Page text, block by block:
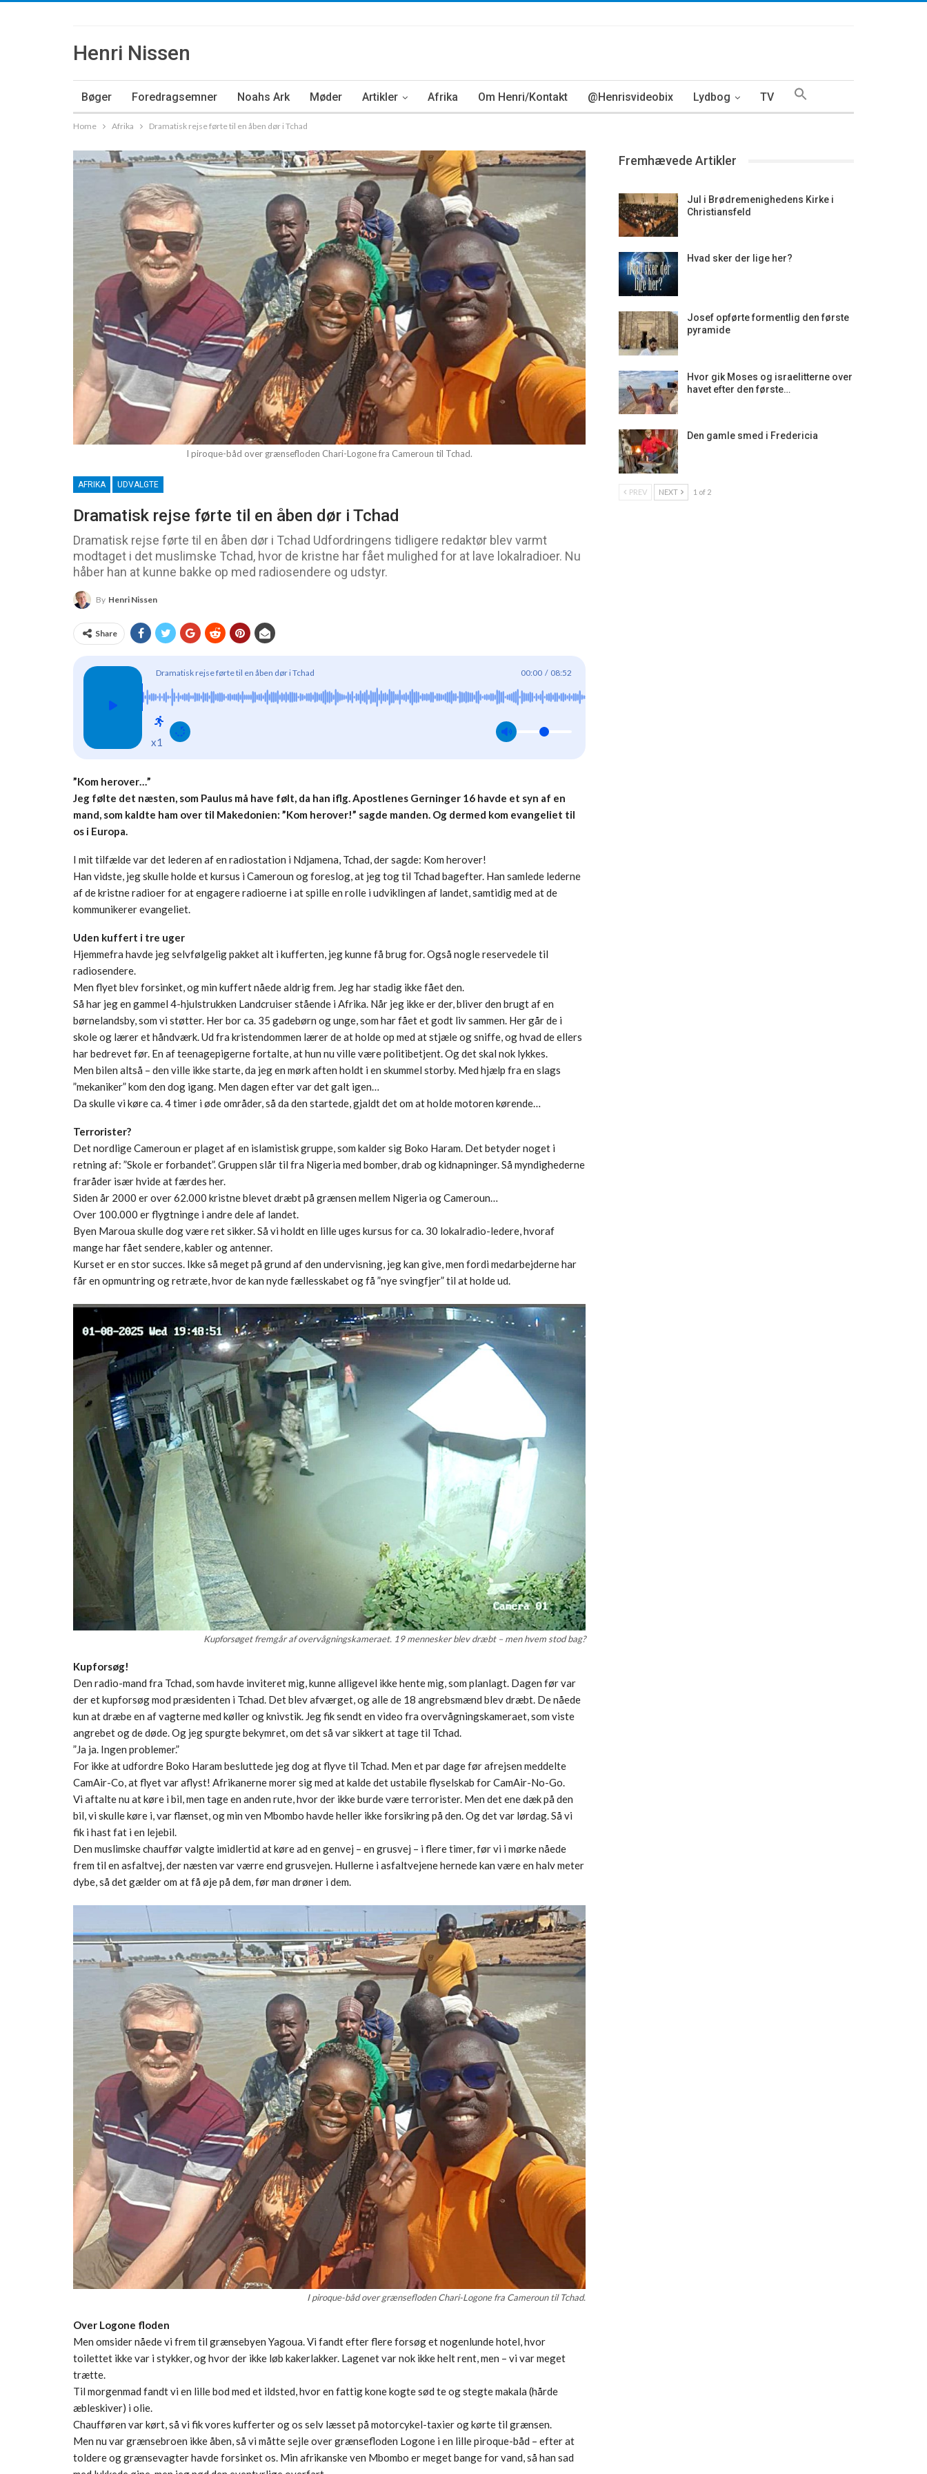
Henri Nissen
Bøger Foredragsemner Noahs Ark Møder Artikler Afrika Om Henri/Kontakt @Henrisvideobix Lydbog TV
Home Afrika Dramatisk rejse førte til en åben dør i Tchad
I piroque-båd over grænsefloden Chari-Logone fra Cameroun til Tchad.
AFRIKA UDVALGTE
Dramatisk rejse førte til en åben dør i Tchad
Dramatisk rejse førte til en åben dør i Tchad Udfordringens tidligere redaktør blev varmt
modtaget i det muslimske Tchad, hvor de kristne har fået mulighed for at lave lokalradioer. Nu
håber han at kunne bakke op med radiosendere og udstyr.
By Henri Nissen
Share
Dramatisk rejse førte til en åben dør i Tchad 00:00 / 08:52
x1
”Kom herover…”
Jeg følte det næsten, som Paulus må have følt, da han iflg. Apostlenes Gerninger 16 havde et syn af en
mand, som kaldte ham over til Makedonien: ”Kom herover!” sagde manden. Og dermed kom evangeliet til
os i Europa.
I mit tilfælde var det lederen af en radiostation i Ndjamena, Tchad, der sagde: Kom herover!
Han vidste, jeg skulle holde et kursus i Cameroun og foreslog, at jeg tog til Tchad bagefter. Han samlede lederne
af de kristne radioer for at engagere radioerne i at spille en rolle i udviklingen af landet, samtidig med at de
kommunikerer evangeliet.
Uden kuffert i tre uger
Hjemmefra havde jeg selvfølgelig pakket alt i kufferten, jeg kunne få brug for. Også nogle reservedele til
radiosendere.
Men flyet blev forsinket, og min kuffert nåede aldrig frem. Jeg har stadig ikke fået den.
Så har jeg en gammel 4-hjulstrukken Landcruiser stående i Afrika. Når jeg ikke er der, bliver den brugt af en
børnelandsby, som vi støtter. Her bor ca. 35 gadebørn og unge, som har fået et godt liv sammen. Her går de i
skole og lærer et håndværk. Ud fra kristendommen lærer de at holde op med at stjæle og sniffe, og hvad de ellers
har bedrevet før. En af teenagepigerne fortalte, at hun nu ville være politibetjent. Og det skal nok lykkes.
Men bilen altså – den ville ikke starte, da jeg en mørk aften holdt i en skummel storby. Med hjælp fra en slags
”mekaniker” kom den dog igang. Men dagen efter var det galt igen…
Da skulle vi køre ca. 4 timer i øde områder, så da den startede, gjaldt det om at holde motoren kørende…
Terrorister?
Det nordlige Cameroun er plaget af en islamistisk gruppe, som kalder sig Boko Haram. Det betyder noget i
retning af: ”Skole er forbandet”. Gruppen slår til fra Nigeria med bomber, drab og kidnapninger. Så myndighederne
fraråder især hvide at færdes her.
Siden år 2000 er over 62.000 kristne blevet dræbt på grænsen mellem Nigeria og Cameroun…
Over 100.000 er flygtninge i andre dele af landet.
Byen Maroua skulle dog være ret sikker. Så vi holdt en lille uges kursus for ca. 30 lokalradio-ledere, hvoraf
mange har fået sendere, kabler og antenner.
Kurset er en stor succes. Ikke så meget på grund af den undervisning, jeg kan give, men fordi medarbejderne har
får en opmuntring og retræte, hvor de kan nyde fællesskabet og få ”nye svingfjer” til at holde ud.
Kupforsøget fremgår af overvågningskameraet. 19 mennesker blev dræbt – men hvem stod bag?
Kupforsøg!
Den radio-mand fra Tchad, som havde inviteret mig, kunne alligevel ikke hente mig, som planlagt. Dagen før var
der et kupforsøg mod præsidenten i Tchad. Det blev afværget, og alle de 18 angrebsmænd blev dræbt. De nåede
kun at dræbe en af vagterne med køller og knivstik. Jeg fik sendt en video fra overvågningskameraet, som viste
angrebet og de døde. Og jeg spurgte bekymret, om det så var sikkert at tage til Tchad.
”Ja ja. Ingen problemer.”
For ikke at udfordre Boko Haram besluttede jeg dog at flyve til Tchad. Men et par dage før afrejsen meddelte
CamAir-Co, at flyet var aflyst! Afrikanerne morer sig med at kalde det ustabile flyselskab for CamAir-No-Go.
Vi aftalte nu at køre i bil, men tage en anden rute, hvor der ikke burde være terrorister. Men det ene dæk på den
bil, vi skulle køre i, var flænset, og min ven Mbombo havde heller ikke forsikring på den. Og det var lørdag. Så vi
fik i hast fat i en lejebil.
Den muslimske chauffør valgte imidlertid at køre ad en genvej – en grusvej – i flere timer, før vi i mørke nåede
frem til en asfaltvej, der næsten var værre end grusvejen. Hullerne i asfaltvejene hernede kan være en halv meter
dybe, så det gælder om at få øje på dem, før man drøner i dem.
I piroque-båd over grænsefloden Chari-Logone fra Cameroun til Tchad.
Over Logone floden
Men omsider nåede vi frem til grænsebyen Yagoua. Vi fandt efter flere forsøg et nogenlunde hotel, hvor
toilettet ikke var i stykker, og hvor der ikke løb kakerlakker. Lagenet var nok ikke helt rent, men – vi var meget
trætte.
Til morgenmad fandt vi en lille bod med et ildsted, hvor en fattig kone kogte sød te og stegte makala (hårde
æbleskiver) i olie.
Chaufføren var kørt, så vi fik vores kufferter og os selv læsset på motorcykel-taxier og kørte til grænsen.
Men nu var grænsebroen ikke åben, så vi måtte sejle over grænsefloden Logone i en lille piroque-båd – efter at
toldere og grænsevagter havde forsinket os. Min afrikanske ven Mbombo er meget bange for vand, så han sad
Fremhævede Artikler
Jul i Brødremenighedens Kirke i
Christiansfeld
Hvad sker der lige her?
Josef opførte formentlig den første
pyramide
Hvor gik Moses og israelitterne over
havet efter den første…
Den gamle smed i Fredericia
PREV NEXT 1 of 2